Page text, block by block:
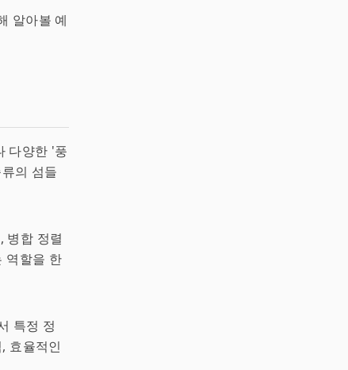
알아볼 예
다양한 '풍
의 섬들
병합 정렬
역할을 한
특정 정
효율적인